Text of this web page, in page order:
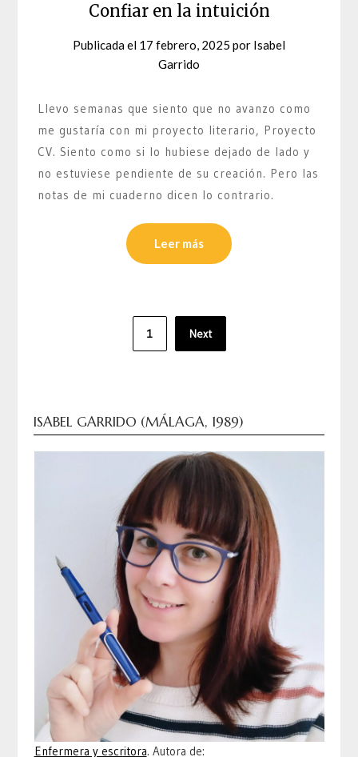
Confiar en la intuición
Publicada el 17 febrero, 2025 por Isabel
Garrido
Llevo semanas que siento que no avanzo como
me gustaría con mi proyecto literario, Proyecto
CV. Siento como si lo hubiese dejado de lado y
no estuviese pendiente de su creación. Pero las
notas de mi cuaderno dicen lo contrario.
Leer más
1 Next
ISABEL GARRIDO (MÁLAGA, 1989)
Enfermera y escritora. Autora de: